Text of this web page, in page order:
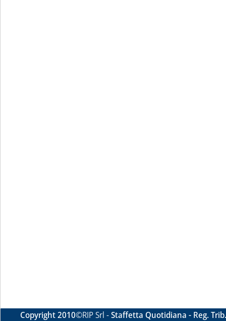
Copyright 2010©RIP Srl -Staffetta Quotidiana - Reg.